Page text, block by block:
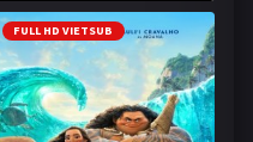
FULL HD VIETSUB